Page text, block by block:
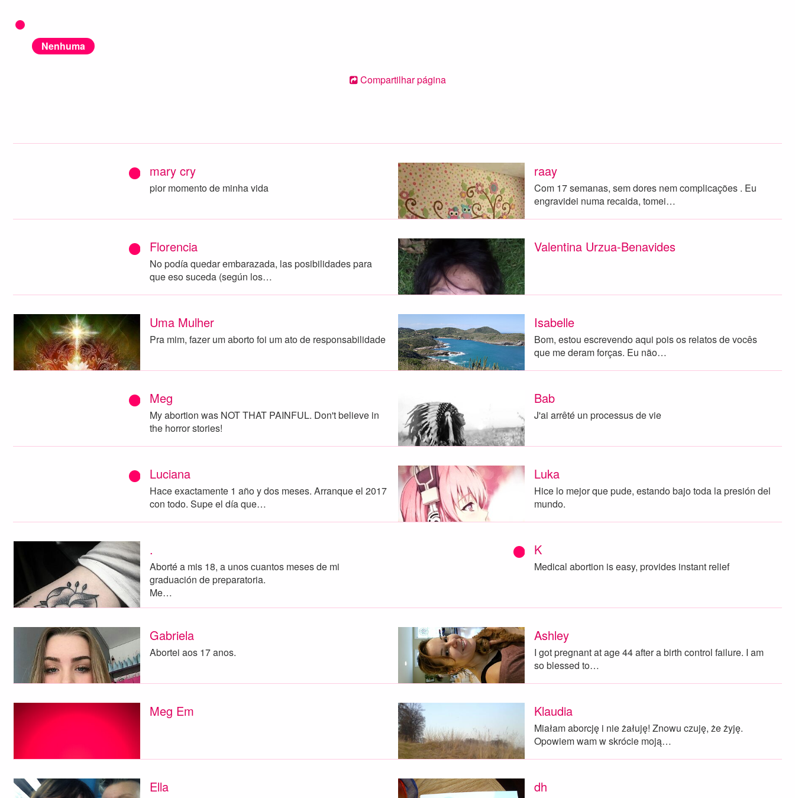
Nenhuma
Compartilhar página
mary cry
pior momento de minha vida
raay
Com 17 semanas, sem dores nem complicações . Eu
engravidei numa recaida, tomei…
Florencia
No podía quedar embarazada, las posibilidades para
que eso suceda (según los…
Valentina Urzua-Benavides
Uma Mulher
Pra mim, fazer um aborto foi um ato de responsabilidade
Isabelle
Bom, estou escrevendo aqui pois os relatos de vocês
que me deram forças. Eu não…
Meg
My abortion was NOT THAT PAINFUL. Don't believe in
the horror stories!
Bab
J'ai arrêté un processus de vie
Luciana
Hace exactamente 1 año y dos meses. Arranque el 2017
con todo. Supe el día que…
Luka
Hice lo mejor que pude, estando bajo toda la presión del
mundo.
.
Aborté a mis 18, a unos cuantos meses de mi
graduación de preparatoria.
Me…
K
Medical abortion is easy, provides instant relief
Gabriela
Abortei aos 17 anos.
Ashley
I got pregnant at age 44 after a birth control failure. I am
so blessed to…
Meg Em Klaudia
Miałam aborcję i nie żałuję! Znowu czuję, że żyję.
Opowiem wam w skrócie moją…
Ella dh